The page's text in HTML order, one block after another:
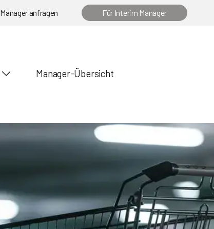
Manager anfragen Für Interim Manager
Manager-Übersicht